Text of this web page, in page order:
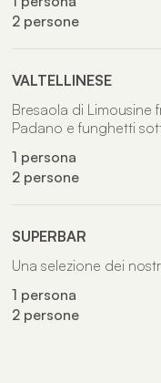
2 persone
VALTELLINESE
Bresaola di Limousine
Padano e funghetti
1 persona
2 persone
SUPERBAR
Una selezione dei
1 persona
2 persone